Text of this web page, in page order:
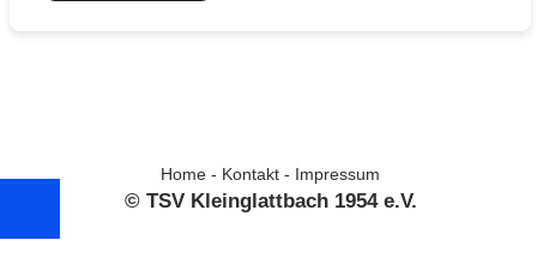
Home - Kontakt - Impressum
© TSV Kleinglattbach 1954 e.V.